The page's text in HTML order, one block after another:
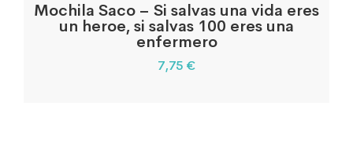
Mochila Saco – Si salvas una vida eres
un heroe, si salvas 100 eres una
enfermero
7,75 €